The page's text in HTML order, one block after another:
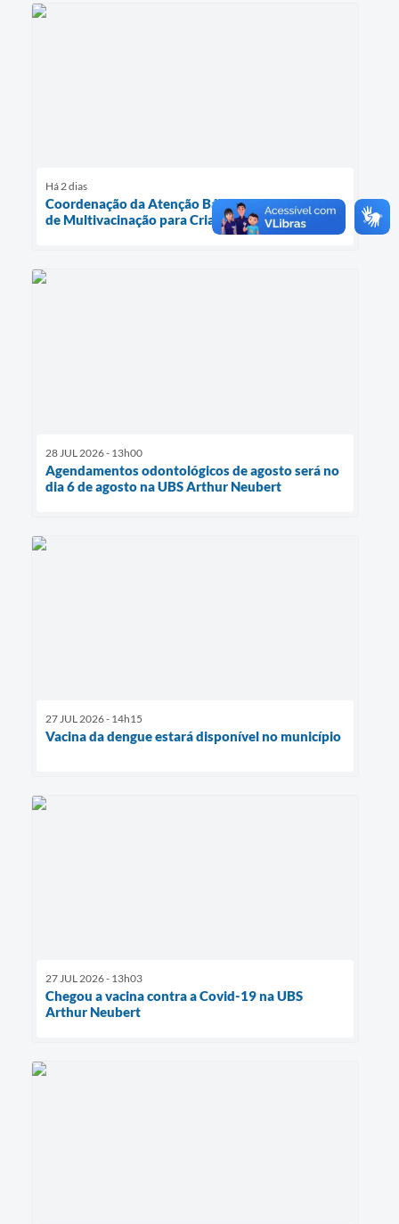
Há 2 dias
Coordenação da Atenção Básica inicia Estratégia
de Multivacinação para Crianças e Adolescentes
28 JUL 2026 - 13h00
Agendamentos odontológicos de agosto será no
dia 6 de agosto na UBS Arthur Neubert
27 JUL 2026 - 14h15
Vacina da dengue estará disponível no município
27 JUL 2026 - 13h03
Chegou a vacina contra a Covid-19 na UBS
Arthur Neubert